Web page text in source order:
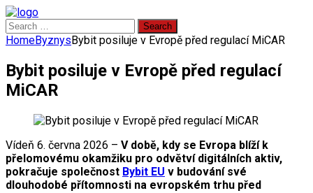
Search
for:
HomeByznysBybit posiluje v Evropě před regulací MiCAR
Bybit posiluje v Evropě před regulací
MiCAR
Vídeň 6. června 2026 – V době, kdy se Evropa blíží k
přelomovému okamžiku pro odvětví digitálních aktiv,
pokračuje společnost Bybit EU v budování své
dlouhodobé přítomnosti na evropském trhu před